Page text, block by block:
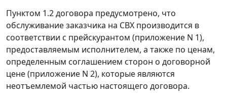
Пунктом 1.2 договора предусмотрено, что
обслуживание заказчика на СВХ производится в
соответствии с прейскурантом (приложение N 1),
предоставляемым исполнителем, а также по ценам,
определенным соглашением сторон о договорной
цене (приложение N 2), которые являются
неотъемлемой частью настоящего договора.